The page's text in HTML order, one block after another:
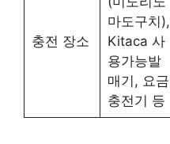
충전 장소
마도구치),
Kitaca 사
용가능발
매기, 요금
충전기 등